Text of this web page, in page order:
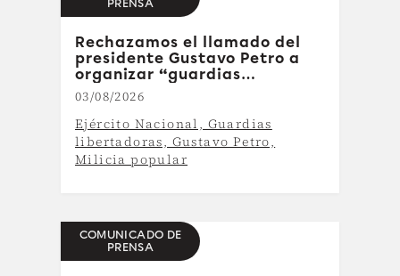
PRENSA
Rechazamos el llamado del
presidente Gustavo Petro a
organizar “guardias
libertadoras”: ninguna
comunidad o movimiento
político puede decidir
armarse ni sustituir a la
Fuerza Pública
03/08/2026
Ejército Nacional, Guardias
libertadoras, Gustavo Petro,
Milicia popular
COMUNICADO DE
PRENSA